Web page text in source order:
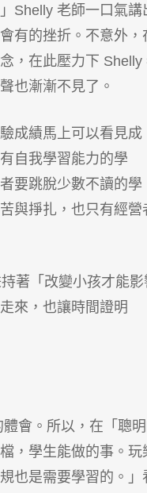
Shelly 老師一口氣講
有的挫折。不意外，
，在此壓力下 Shelly
也漸漸不見了。
成績馬上可以看見成
自我學習能力的學
要跳脫少數不讀的學
與掙扎，也只有經營
著「改變小孩才能影
來，也讓時間證明
會。所以，在「聰
，學生能做的事。玩
也是需要學習的。」